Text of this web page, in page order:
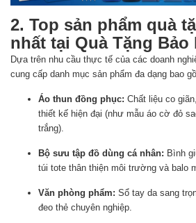
2. Top sản phẩm quà
nhất tại Quà Tặng Bảo
Dựa trên nhu cầu thực tế của các doanh
cung cấp danh mục sản phẩm đa dạng bao
Áo thun đồng phục: Chất liệu co
thiết kế hiện đại (như mẫu áo cờ đỏ
trắng).
Bộ sưu tập đồ dùng cá nhân: Bình
túi tote thân thiện môi trường và balo
Văn phòng phẩm: Sổ tay da sang
đeo thẻ chuyên nghiệp.